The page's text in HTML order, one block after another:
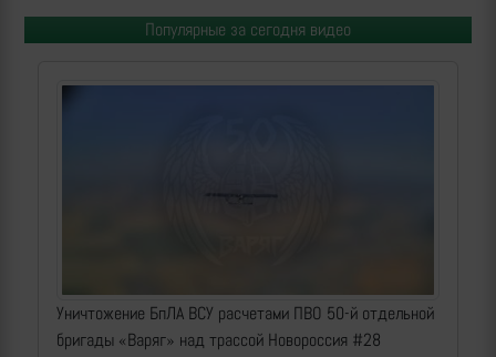
Популярные за сегодня видео
Уничтожение БпЛА ВСУ расчетами ПВО 50-й отдельной
бригады «Варяг» над трассой Новороссия #28